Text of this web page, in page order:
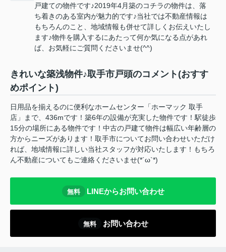
戸建ての物件です♪2019年4月築のコチラの物件は、落
ち着きのある室内が魅力的です♪当社では不動産情報は
もちろんのこと、地域情報も併せて詳しくお伝えいたし
ます♪物件を購入するにあたって何か気になる点があれ
ば、お気軽にご質問くださいませ(^^)
きれいな築浅物件♪取手市戸頭のコメント(おすす
めポイント)
日用品を揃えるのに便利なホームセンター「ホーマック 取手
店」まで、436mです！築6年の設備が充実した物件です！駅徒歩
15分の場所にある物件です！中古の戸建て物件は幅広い年齢層の
方からニーズがあります！取手市についてお問い合わせいただけ
れば、地域情報に詳しい当社スタッフが対応いたします！もちろ
ん不動産についてもご連絡くださいませ(*´ω`*)
無料 LINEからお問い合わせ
無料 お問い合わせ